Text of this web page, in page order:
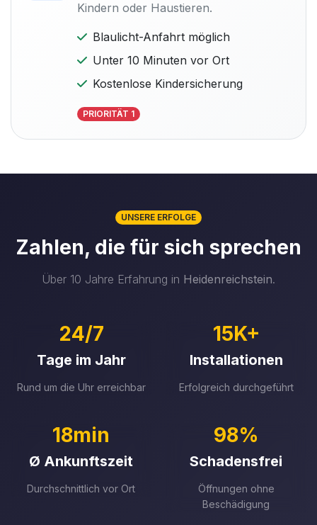
Kindern oder Haustieren.
Blaulicht-Anfahrt möglich
Unter 10 Minuten vor Ort
Kostenlose Kindersicherung
PRIORITÄT 1
UNSERE ERFOLGE
Zahlen, die für sich sprechen
Über 10 Jahre Erfahrung in Heidenreichstein.
24/7
Tage im Jahr
Rund um die Uhr erreichbar
15K+
Installationen
Erfolgreich durchgeführt
18min
Ø Ankunftszeit
Durchschnittlich vor Ort
98%
Schadensfrei
Öffnungen ohne
Beschädigung